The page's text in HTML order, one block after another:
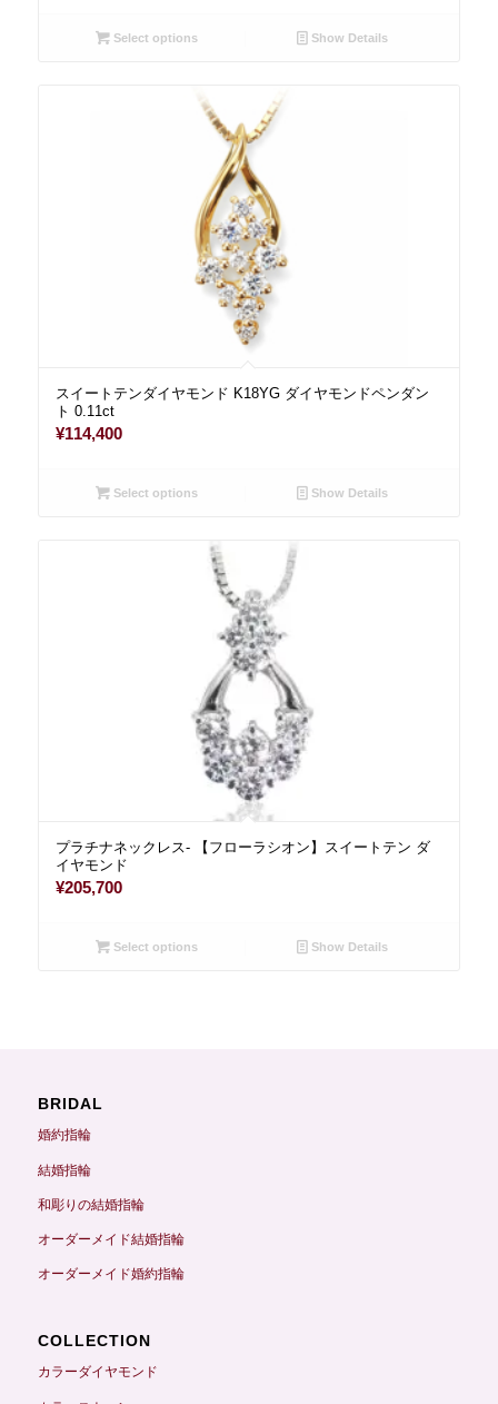
Select options Show Details
スイートテンダイヤモンド K18YG ダイヤモンドペンダン
ト 0.11ct
¥114,400
Select options Show Details
プラチナネックレス- 【フローラシオン】スイートテン ダ
イヤモンド
¥205,700
Select options Show Details
BRIDAL
婚約指輪
結婚指輪
和彫りの結婚指輪
オーダーメイド結婚指輪
オーダーメイド婚約指輪
COLLECTION
カラーダイヤモンド